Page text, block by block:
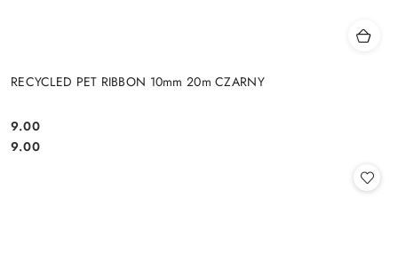
RECYCLED PET RIBBON 10mm 20m CZARNY
Cena:
9.00
Cena:
9.00